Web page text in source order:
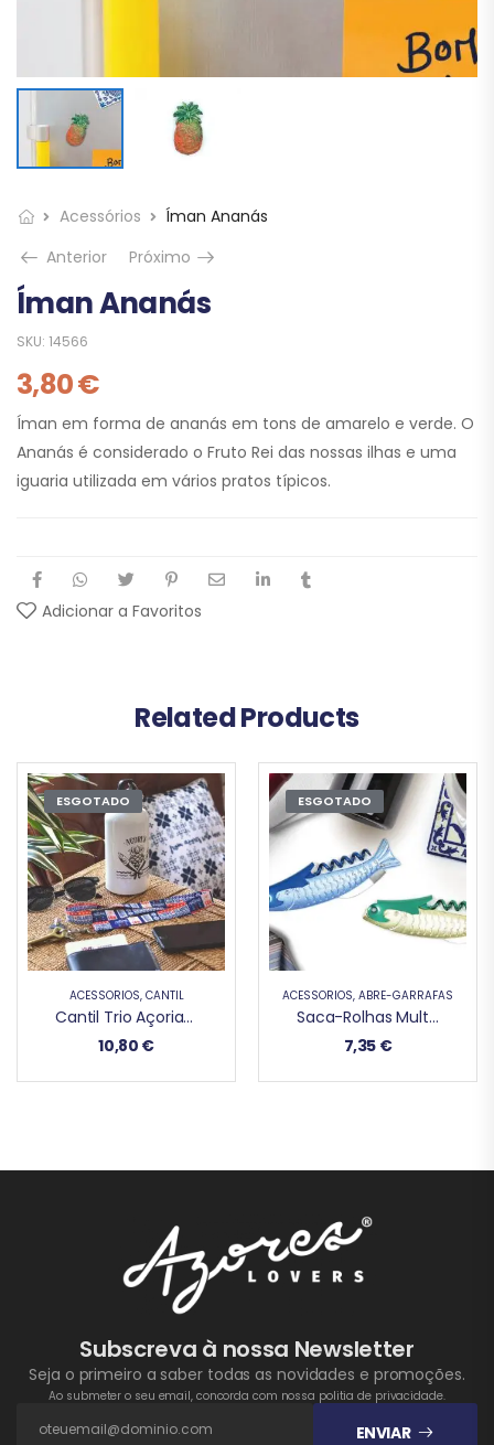
Acessórios
Íman Ananás
Anterior
Próximo
Íman Ananás
SKU: 14566
3,80€
Íman em forma de ananás em tons de amarelo e verde. O
Ananás é considerado o Fruto Rei das nossas ilhas e uma
iguaria utilizada em vários pratos típicos.
Adicionar a Favoritos
Related Products
ESGOTADO
ACESSÓRIOS, CANTIL
Cantil Trio Açoriano
10,80 €
ESGOTADO
ACESSÓRIOS, ABRE-GARRAFAS
Saca-Rolhas Multifunções Peixe
7,35 €
Subscreva à nossa Newsletter
Seja o primeiro a saber todas as novidades e promoções.
Ao submeter o seu email, concorda com nossa politia de privacidade.
ENVIAR